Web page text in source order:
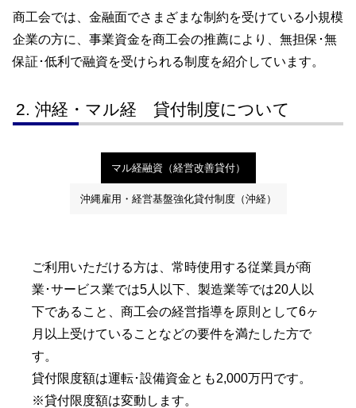
商工会では、金融面でさまざまな制約を受けている小規模
企業の方に、事業資金を商工会の推薦により、無担保･無
保証･低利で融資を受けられる制度を紹介しています。
沖経・マル経 貸付制度について
マル経融資（経営改善貸付）
沖縄雇用・経営基盤強化貸付制度（沖経）
ご利用いただける方は、常時使用する従業員が商
業･サービス業では5人以下、製造業等では20人以
下であること、商工会の経営指導を原則として6ヶ
月以上受けていることなどの要件を満たした方で
す。
貸付限度額は運転･設備資金とも2,000万円です。
※貸付限度額は変動します。